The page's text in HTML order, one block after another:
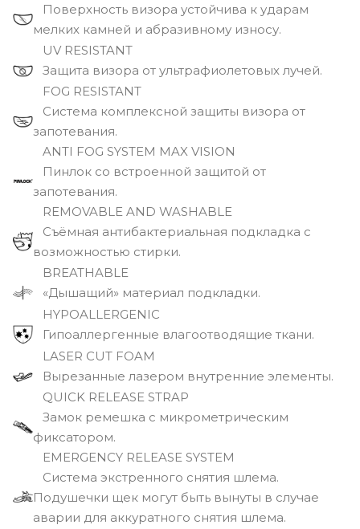
Поверхность визора устойчива к ударам
мелких камней и абразивному износу.
UV RESISTANT
Защита визора от ультрафиолетовых лучей.
FOG RESISTANT
Система комплексной защиты визора от
запотевания.
ANTI FOG SYSTEM MAX VISION
Пинлок со встроенной защитой от
запотевания.
REMOVABLE AND WASHABLE
Съёмная антибактериальная подкладка с
возможностью стирки.
BREATHABLE
«Дышащий» материал подкладки.
HYPOALLERGENIC
Гипоаллергенные влагоотводящие ткани.
LASER CUT FOAM
Вырезанные лазером внутренние элементы.
QUICK RELEASE STRAP
Замок ремешка с микрометрическим
фиксатором.
EMERGENCY RELEASE SYSTEM
Cистема экстренного снятия шлема.
Подушечки щек могут быть вынуты в случае
аварии для аккуратного снятия шлема.